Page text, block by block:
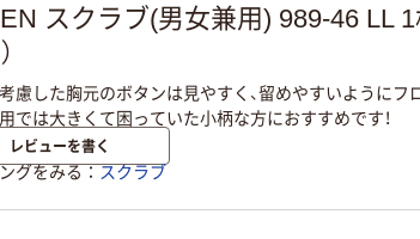
スクラブ(男女兼用) 989-46 LL
慮した胸元のボタンは見やすく、留めやすいようにフ
では大きくて困っていた小柄な方におすすめです！
レビューを書く
グをみる スクラブ